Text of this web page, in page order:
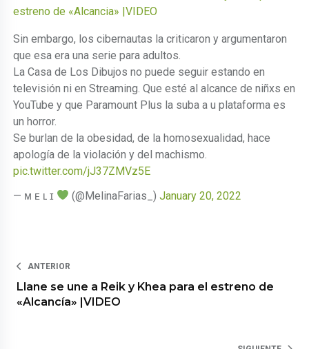
estreno de «Alcancia» |VIDEO
Sin embargo, los cibernautas la criticaron y argumentaron
que esa era una serie para adultos.
La Casa de Los Dibujos no puede seguir estando en
televisión ni en Streaming. Que esté al alcance de niñxs en
YouTube y que Paramount Plus la suba a u plataforma es
un horror.
Se burlan de la obesidad, de la homosexualidad, hace
apología de la violación y del machismo.
pic.twitter.com/jJ37ZMVz5E
— ᴍ ᴇ ʟ ɪ
(@MelinaFarias_)January 20, 2022
ANTERIOR
Llane se une a Reik y Khea para el estreno de
«Alcancía» |VIDEO